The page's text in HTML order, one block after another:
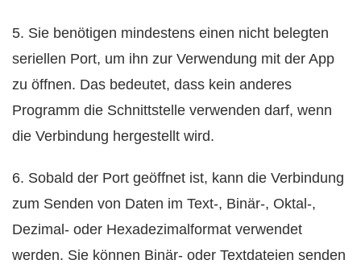
5. Sie benötigen mindestens einen nicht belegten
seriellen Port, um ihn zur Verwendung mit der App
zu öffnen. Das bedeutet, dass kein anderes
Programm die Schnittstelle verwenden darf, wenn
die Verbindung hergestellt wird.
6. Sobald der Port geöffnet ist, kann die Verbindung
zum Senden von Daten im Text-, Binär-, Oktal-,
Dezimal- oder Hexadezimalformat verwendet
werden. Sie können Binär- oder Textdateien senden